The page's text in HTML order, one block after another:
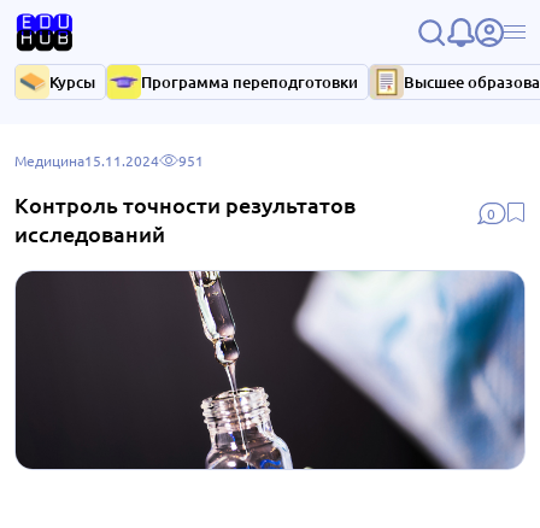
Курсы Программа переподготовки Высшее
0
Медицина15.11.2024 951
Контроль точности результатов
исследований